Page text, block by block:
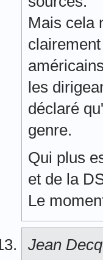
Mais cela
les
déclaré
genre.
Qui plus
et de la
Le
Jean